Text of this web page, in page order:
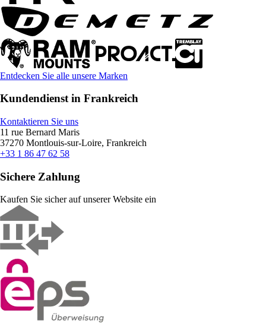
Entdecken Sie alle unsere Marken
Kundendienst in Frankreich
Kontaktieren Sie uns
11 rue Bernard Maris
37270 Montlouis-sur-Loire, Frankreich
+33 1 86 47 62 58
Sichere Zahlung
Kaufen Sie sicher auf unserer Website ein